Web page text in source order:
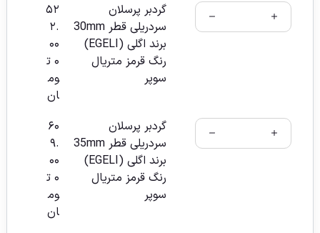
گردبر پرسلان
سردریلی قطر 30mm
برند اگلی (EGELI)
رنگ قرمز متریال
سوپر
۵۲
۲.
۰۰
۰ ت
وم
ان
گردبر پرسلان
سردریلی قطر 35mm
برند اگلی (EGELI)
رنگ قرمز متریال
سوپر
۶۰
۹.
۰۰
۰ ت
وم
ان